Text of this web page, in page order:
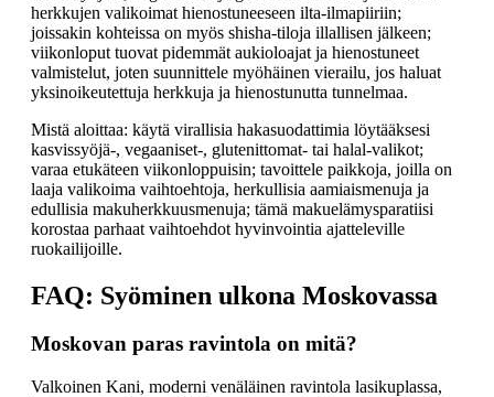
herkkujen valikoimat hienostuneeseen ilta-ilmapiiriin;
joissakin kohteissa on myös shisha-tiloja illallisen jälkeen;
viikonloput tuovat pidemmät aukioloajat ja hienostuneet
valmistelut, joten suunnittele myöhäinen vierailu, jos haluat
yksinoikeutettuja herkkuja ja hienostunutta tunnelmaa.
Mistä aloittaa: käytä virallisia hakasuodattimia löytääksesi
kasvissyöjä-, vegaaniset-, glutenittomat- tai halal-valikot;
varaa etukäteen viikonloppuisin; tavoittele paikkoja, joilla on
laaja valikoima vaihtoehtoja, herkullisia aamiaismenuja ja
edullisia makuherkkuusmenuja; tämä makuelämysparatiisi
korostaa parhaat vaihtoehdot hyvinvointia ajatteleville
ruokailijoille.
FAQ: Syöminen ulkona Moskovassa
Moskovan paras ravintola on mitä?
Valkoinen Kani, moderni venäläinen ravintola lasikuplassa,